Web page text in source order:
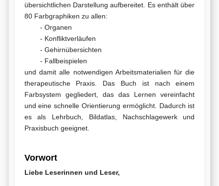
übersichtlichen Darstellung aufbereitet. Es enthält über
80 Farbgraphiken zu allen:
- Organen
- Konfliktverläufen
- Gehirnübersichten
- Fallbeispielen
und damit alle notwendigen Arbeitsmaterialien für die
therapeutische Praxis. Das Buch ist nach einem
Farbsystem gegliedert, das das Lernen vereinfacht
und eine schnelle Orientierung ermöglicht. Dadurch ist
es als Lehrbuch, Bildatlas, Nachschlagewerk und
Praxisbuch geeignet.
Vorwort
Liebe Leserinnen und Leser,